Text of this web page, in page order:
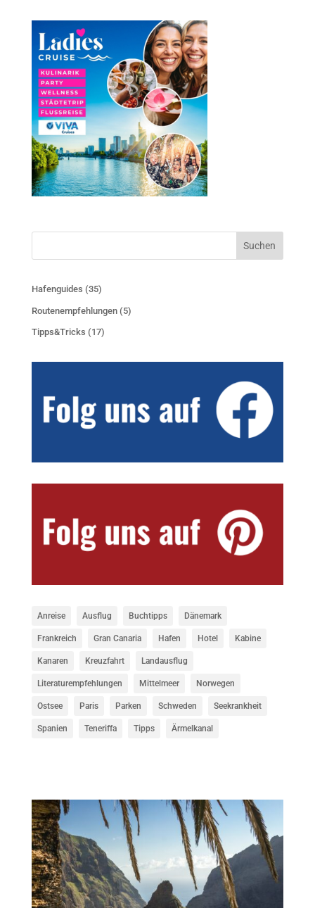
Suchen
Hafenguides (35)
Routenempfehlungen(5)
Tipps&Tricks (17)
Anreise Ausflug Buchtipps Dänemark
Frankreich Gran Canaria Hafen Hotel Kabine
Kanaren Kreuzfahrt Landausflug
Literaturempfehlungen Mittelmeer Norwegen
Ostsee Paris Parken Schweden Seekrankheit
Spanien Teneriffa Tipps Ärmelkanal